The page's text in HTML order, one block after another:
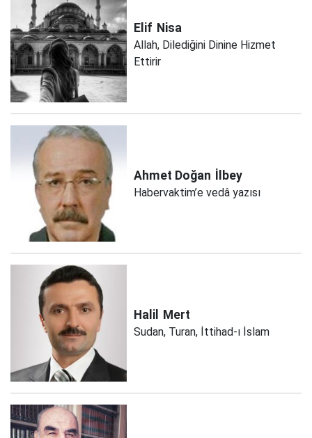
Elif Nisa
Allah, Dilediğini Dinine Hizmet
Ettirir
Ahmet Doğan İlbey
Habervaktim’e vedâ yazısı
Halil Mert
Sudan, Turan, İttihad-ı İslam